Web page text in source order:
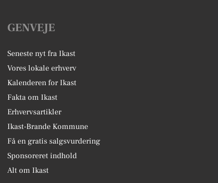
GENVEJE
Seneste nyt fra Ikast
Vores lokale erhverv
Kalenderen for Ikast
Fakta om Ikast
Erhvervsartikler
Ikast-Brande Kommune
Få en gratis salgsvurdering
Sponsoreret indhold
Alt om Ikast